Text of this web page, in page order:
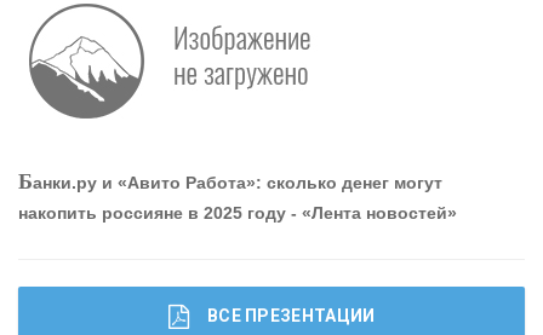
«ПРЕСС-СЛУЖБА ВТБ24»
«АВТОГРАДБАНК»
ОНАС
Банки.ру и «Авито Работа»: сколько денег могут
накопить россияне в 2025 году - «Лента новостей»
ВСЕ ПРЕЗЕНТАЦИИ